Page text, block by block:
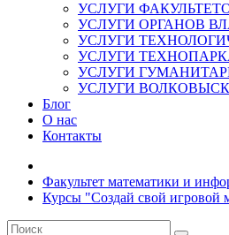
УСЛУГИ
УСЛУГИ ОРГАНОВ
УСЛУГИ
УСЛУГИ
УСЛУГИ
УСЛУГИ
Блог
О нас
Контакты
Факультет математики и
Курсы "Создай свой игровой